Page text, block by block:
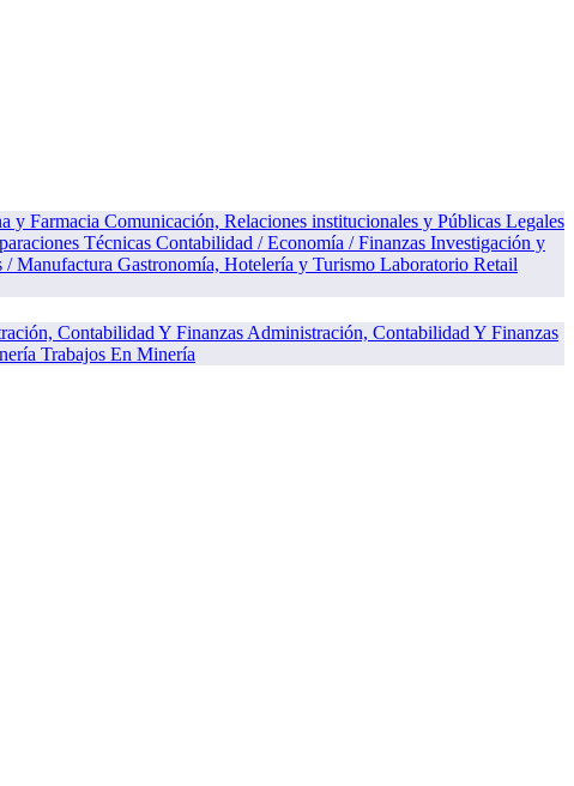
y Farmacia Comunicación, Relaciones institucionales y Públicas Legales
Técnicas Contabilidad / Economía / Finanzas Investigación y
/ Manufactura Gastronomía, Hotelería y Turismo Laboratorio Retail
Administración, Contabilidad Y Finanzas
Trabajos En Minería